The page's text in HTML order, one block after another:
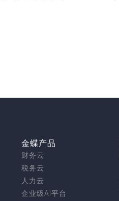
金蝶产品
财务云
税务云
人力云
企业级AI平台